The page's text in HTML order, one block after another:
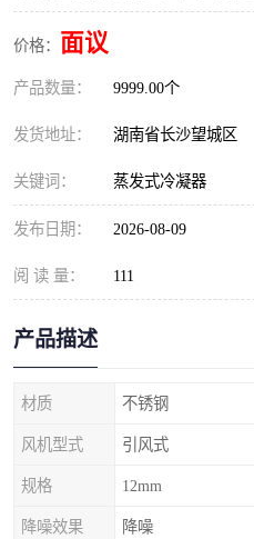
价格： 面议
产品数量： 9999.00个
发货地址： 湖南省长沙望城区
关键词： 蒸发式冷凝器
发布日期： 2026-08-09
阅 读 量： 111
产品描述
材质 不锈钢
风机型式 引风式
规格 12mm
降噪效果 降噪